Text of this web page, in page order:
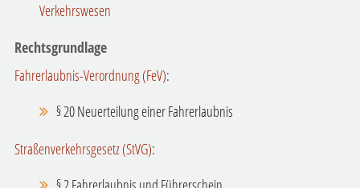
Verkehrswesen
Rechtsgrundlage
Fahrerlaubnis-Verordnung (FeV):
§ 20 Neuerteilung einer Fahrerlaubnis
Straßenverkehrsgesetz (StVG):